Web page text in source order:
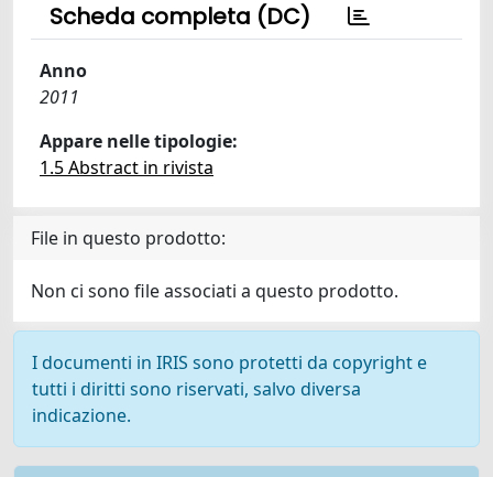
Scheda completa (DC)
Anno
2011
Appare nelle tipologie:
1.5 Abstract in rivista
File in questo prodotto:
Non ci sono file associati a questo prodotto.
I documenti in IRIS sono protetti da copyright e
tutti i diritti sono riservati, salvo diversa
indicazione.